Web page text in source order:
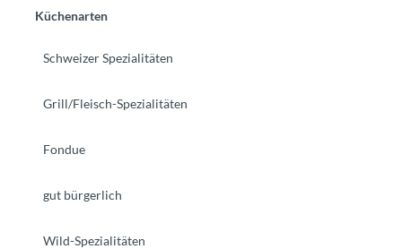
Küchenarten
Schweizer Spezialitäten
Grill/Fleisch-Spezialitäten
Fondue
gut bürgerlich
Wild-Spezialitäten